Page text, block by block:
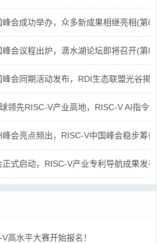
峰会成功举办，众多新成果相继亮相(第
峰会议程出炉，滴水湖论坛即将召开(第
峰会同期活动发布，RDI生态联盟光谷揭
领先RISC-V产业高地，RISC-V AI指令
峰会亮点频出，RISC-V中国峰会稳步筹
正式启动，RISC-V产业专利导航成果发
高水平大赛开始报名！